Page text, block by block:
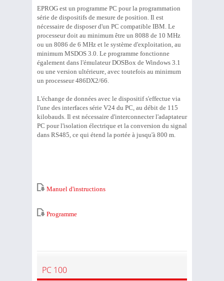
EPROG est un programme PC pour la programmation
série de dispositifs de mesure de position. Il est
nécessaire de disposer d'un PC compatible IBM. Le
processeur doit au minimum être un 8088 de 10 MHz
ou un 8086 de 6 MHz et le système d'exploitation, au
minimum MSDOS 3.0. Le programme fonctionne
également dans l'émulateur DOSBox de Windows 3.1
ou une version ultérieure, avec toutefois au minimum
un processeur 486DX2/66.
L'échange de données avec le dispositif s'effectue via
l'une des interfaces série V24 du PC, au débit de 115
kilobauds. Il est nécessaire d'interconnecter l'adaptateur
PC pour l'isolation électrique et la conversion du signal
dans RS485, ce qui étend la portée à jusqu'à 800 m.
Manuel d'instructions
Programme
PC 100